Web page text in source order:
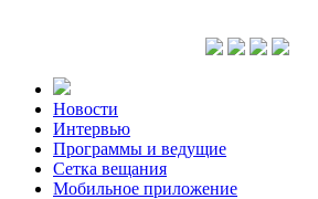
Новости
Интервью
Программы и ведущие
Сетка вещания
Мобильное приложение